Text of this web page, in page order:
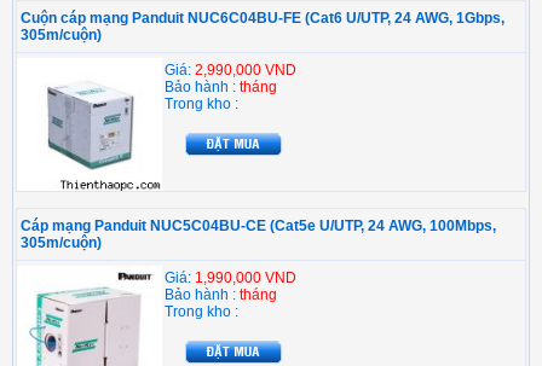
Cuộn cáp mạng Panduit NUC6C04BU-FE (Cat6 U/UTP, 24 AWG, 1Gbps,
305m/cuộn)
Giá: 2,990,000 VND
Bảo hành : tháng
Trong kho :
Cáp mạng Panduit NUC5C04BU-CE (Cat5e U/UTP, 24 AWG, 100Mbps,
305m/cuộn)
Giá: 1,990,000 VND
Bảo hành : tháng
Trong kho :